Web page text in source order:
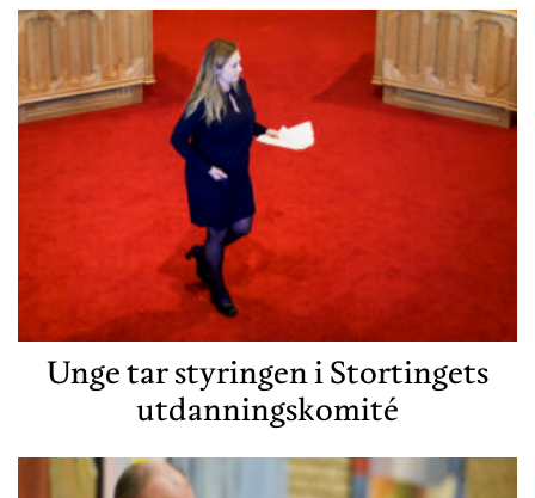
Unge tar styringen i Stortingets
utdanningskomité